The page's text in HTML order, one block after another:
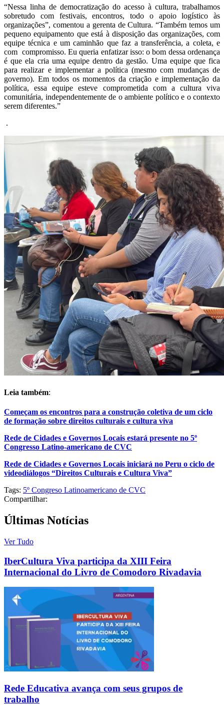
“Nessa linha de democratização do acesso à cultura, trabalhamos
sobretudo com festivais, encontros, todo o apoio logístico às
organizações”, comentou a gerenta de Cultura. “Também temos um
pequeno equipamento que está à disposição das organizações, com
equipe técnica e um caminhão que faz a transferência, a coleta, e
com compromisso. Eu queria enfatizar isso: o bom dessa ordenança
é que ela cria uma equipe dentro da gestão. Uma equipe que fica
para realizar e implementar a política (mesmo com mudanças de
governo). Em todos os momentos da criação e implementação da
política, essa equipe esteve comprometida com a cultura viva
comunitária, independentemente de o ambiente político e o contexto
serem diferentes.”
.
Leia também:
Começam os encontros para a construção coletiva de um ciclo
de formação sobre direitos culturais e cultura viva
Rede de Cidades e Governos Locais estará presente no 5º
Congresso Latino-americano de CVC
Rede de Cidades e Governos Locais iniciará no Peru o ciclo de
videodiálogos “Direitos Culturais e Cultura Viva”
Tags: 5º Congreso Latinoamericano de CVC
Compartilhar:
Últimas Notícias
Ver Tudo
IberCultura Viva participa da XIII Feira
Internacional do Livro de Comodoro Rivadavia
Rede Educativa avança com seus grupos de
trabalho